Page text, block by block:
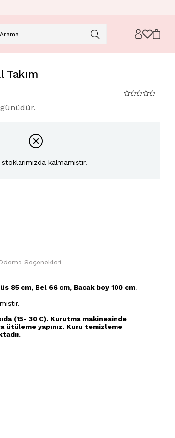
Takım
günüdür.
kalmamıştır.
Seçenekleri
85 cm, Bel 66 cm, Bacak boy 100 cm,
(15- 30 C). Kurutma makinesinde
ütüleme yapınız. Kuru temizleme